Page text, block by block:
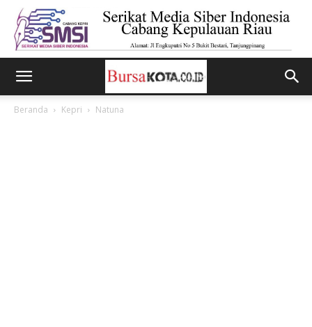
Beranda Kepri Natuna